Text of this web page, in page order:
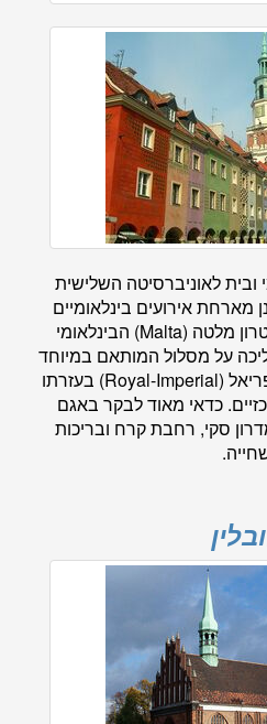
ובית לאוניברסיטה השלישית
מארחת אירועים בינלאומיים
רבים, כולל פסטיבל תאטרון מלטה (Malta) הבינלאומי
על מסלול המותאם במיוחד
לתיירים ונקרא רויאל אימפריאל (Royal-Imperial) בעזרתו
כדאי מאוד לבקר באגם
סקי, רחבת קרח ובריכות